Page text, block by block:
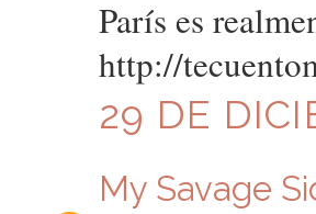
París es
http://
29 DE
My Savage